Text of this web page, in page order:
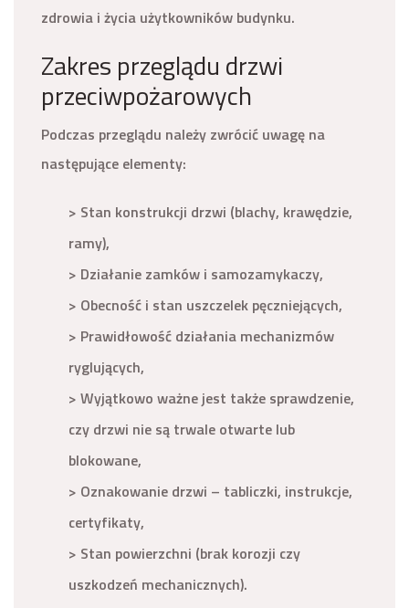
zdrowia i życia użytkowników budynku.
Zakres przeglądu drzwi
przeciwpożarowych
Podczas przeglądu należy zwrócić uwagę na
następujące elementy:
> Stan konstrukcji drzwi (blachy, krawędzie,
ramy),
> Działanie zamków i samozamykaczy,
> Obecność i stan uszczelek pęczniejących,
> Prawidłowość działania mechanizmów
ryglujących,
> Wyjątkowo ważne jest także sprawdzenie,
czy drzwi nie są trwale otwarte lub
blokowane,
> Oznakowanie drzwi – tabliczki, instrukcje,
certyfikaty,
> Stan powierzchni (brak korozji czy
uszkodzeń mechanicznych).